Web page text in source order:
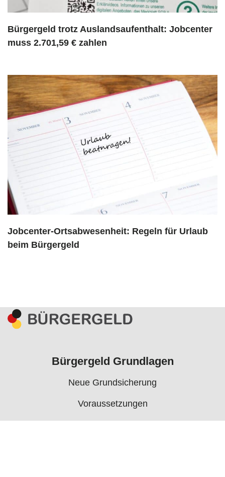
Bürgergeld trotz Auslandsaufenthalt: Jobcenter
muss 2.701,59 € zahlen
Jobcenter-Ortsabwesenheit: Regeln für Urlaub
beim Bürgergeld
Bürgergeld Grundlagen
Neue Grundsicherung
Voraussetzungen